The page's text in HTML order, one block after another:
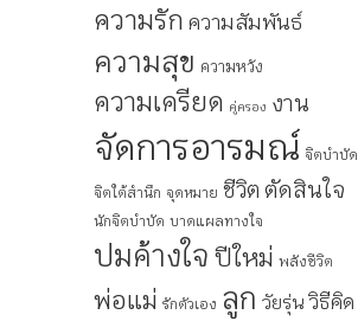
ความรัก ความสัมพันธ์
ความสุข ความหวัง
ความเครียด คู่ครอง งาน
จัดการอารมณ์ จิตบำบัด
จิตใต้สำนึก จุดหมาย ชีวิต ตัดสินใจ
นักจิตบำบัด บาดแผลทางใจ
ปมค้างใจ ปีใหม่ พลังชีวิต
พ่อแม่ รักตัวเอง ลูก วัยรุ่นวิธีคิด